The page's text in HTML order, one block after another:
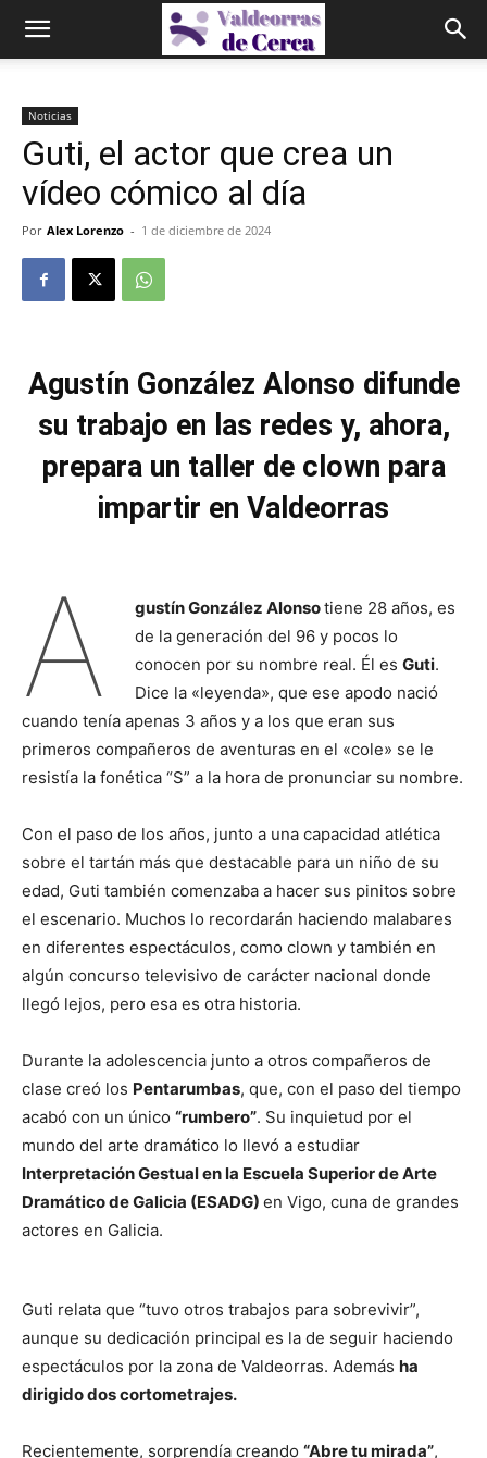
Noticias
Guti, el actor que crea un
vídeo cómico al día
Por Alex Lorenzo - 1 de diciembre de 2024
Agustín González Alonso difunde
su trabajo en las redes y, ahora,
prepara un taller de clown para
impartir en Valdeorras
A gustín González Alonsotiene 28 años, es
de la generación del 96 y pocos lo
conocen por su nombre real. Él es Guti.
Dice la «leyenda», que ese apodo nació
cuando tenía apenas 3 años y a los que eran sus
primeros compañeros de aventuras en el «cole» se le
resistía la fonética “S” a la hora de pronunciar su nombre.
Con el paso de los años, junto a una capacidad atlética
sobre el tartán más que destacable para un niño de su
edad, Guti también comenzaba a hacer sus pinitos sobre
el escenario. Muchos lo recordarán haciendo malabares
en diferentes espectáculos, como clown y también en
algún concurso televisivo de carácter nacional donde
llegó lejos, pero esa es otra historia.
Durante la adolescencia junto a otros compañeros de
clase creó los Pentarumbas, que, con el paso del tiempo
acabó con un único “rumbero”. Su inquietud por el
mundo del arte dramático lo llevó a estudiar
Interpretación Gestual en la Escuela Superior de Arte
Dramático de Galicia (ESADG) en Vigo, cuna de grandes
actores en Galicia.
Guti relata que “tuvo otros trabajos para sobrevivir”,
aunque su dedicación principal es la de seguir haciendo
espectáculos por la zona de Valdeorras. Además ha
dirigido dos cortometrajes.
Recientemente, sorprendía creando “Abre tu mirada”,